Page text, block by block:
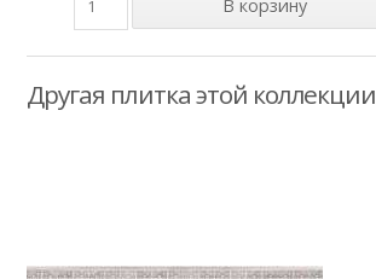
Другая плитка этой коллекции